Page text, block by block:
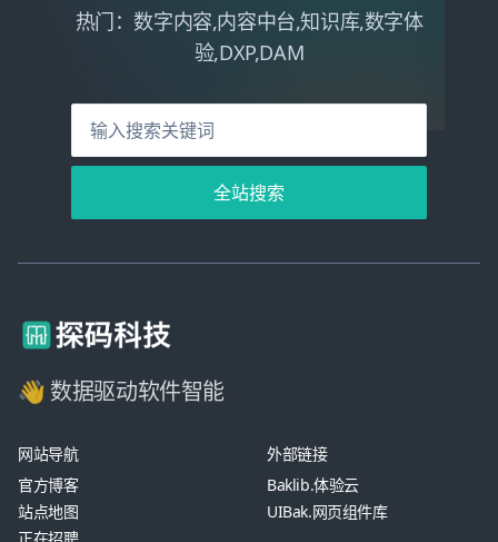
热门：数字内容,内容中台,知识库,数字体
验,DXP,DAM
全站搜索
👋 数据驱动软件智能
网站导航
官方博客
站点地图
外部链接
Baklib.体验云
UIBak.网页组件库